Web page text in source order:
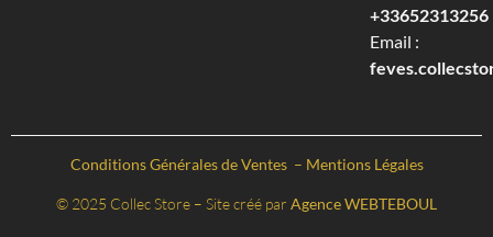
+33652313256‬
Email :
Conditions Générales de Ventes – Mentions Légales
© 2025 Collec Store – Site créé par Agence WEBTEBOUL